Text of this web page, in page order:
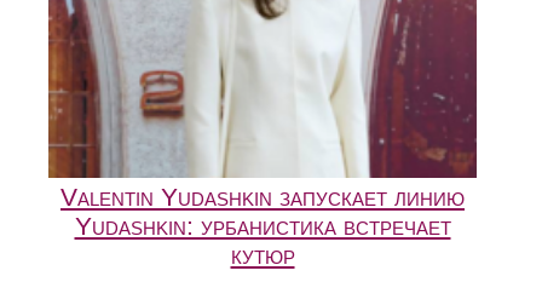
Valentin Yudashkin запускает линию
Yudashkin: урбанистика встречает
кутюр